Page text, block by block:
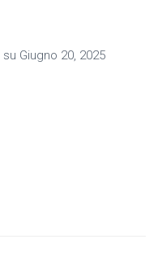
su Giugno 20, 2025